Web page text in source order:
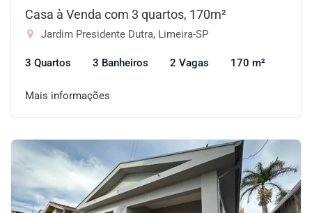
Casa à Venda com 3 quartos, 170m²
Jardim Presidente Dutra, Limeira-SP
3 Quartos 3 Banheiros 2 Vagas 170 m²
Mais informações